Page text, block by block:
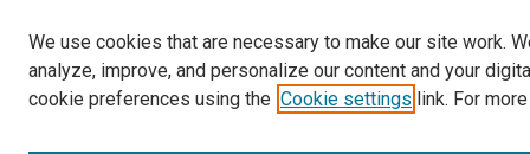
We use cookies that are necessary to make our site work.
analyze, improve, and personalize our content and your
cookie preferences using the Cookie settings link. For